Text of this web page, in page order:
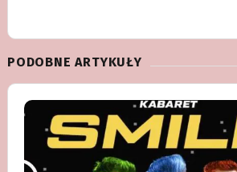
PODOBNE ARTYKUŁY